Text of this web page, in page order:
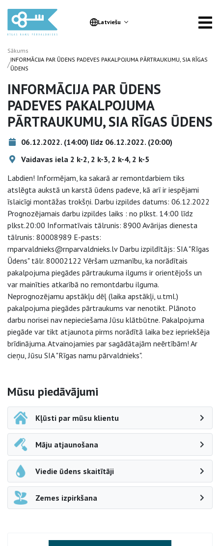
Latviešu
Sākums
/INFORMĀCIJA PAR ŪDENS PADEVES PAKALPOJUMA PĀRTRAUKUMU, SIA RĪGAS
ŪDENS
INFORMĀCIJA PAR ŪDENS
PADEVES PAKALPOJUMA
PĀRTRAUKUMU, SIA RĪGAS ŪDENS
06.12.2022. (14:00) līdz 06.12.2022. (20:00)
Vaidavas iela 2 k-2, 2 k-3, 2 k-4, 2 k-5
Labdien! Informējam, ka sakarā ar remontdarbiem tiks
atslēgta aukstā un karstā ūdens padeve, kā arī ir iespējami
īslaicīgi montāžas trokšņi. Darbu izpildes datums: 06.12.2022
Prognozējamais darbu izpildes laiks : no plkst. 14:00 līdz
plkst.20:00 Informatīvais tālrunis: 8900 Avārijas dienesta
tālrunis: 80008989 E-pasts:
rnparvaldnieks@rnparvaldnieks.lv Darbu izpildītājs: SIA "Rīgas
Ūdens" tālr. 80002122 Vēršam uzmanību, ka norādītais
pakalpojuma piegādes pārtraukuma ilgums ir orientējošs un
var mainīties atkarībā no remontdarbu ilguma.
Neprognozējamu apstākļu dēļ (laika apstākļi, u.tml.)
pakalpojuma piegādes pārtraukums var nenotikt. Plānoto
darbu norisei nav nepieciešama Jūsu klātbūtne. Pakalpojuma
piegāde var tikt atjaunota pirms norādītā laika bez iepriekšēja
brīdinājuma. Atvainojamies par sagādātajām neērtībām! Ar
cieņu, Jūsu SIA "Rīgas namu pārvaldnieks".
Sāna navigācija
Mūsu piedāvājumi
Kļūsti par mūsu klientu
Māju atjaunošana
Viedie ūdens skaitītāji
Zemes izpirkšana